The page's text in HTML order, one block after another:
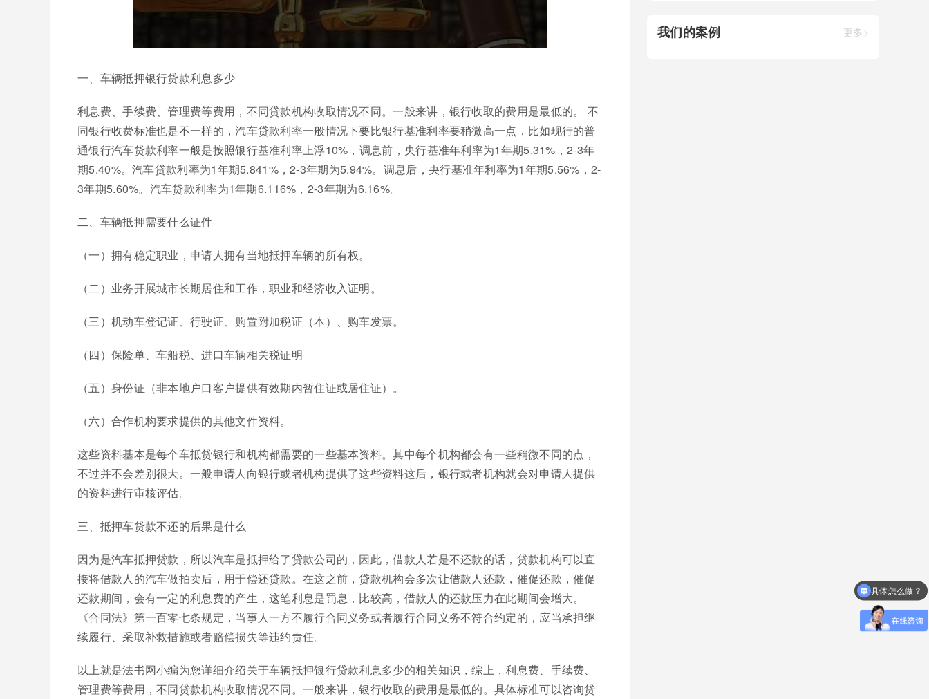
一、车辆抵押银行贷款利息多少
利息费、手续费、管理费等费用，不同贷款机构收取情况不同。一般来讲，银行收取的费用是最低的。 不
同银行收费标准也是不一样的，汽车贷款利率一般情况下要比银行基准利率要稍微高一点，比如现行的普
通银行汽车贷款利率一般是按照银行基准利率上浮10%，调息前，央行基准年利率为1年期5.31%，2-3年
期5.40%。汽车贷款利率为1年期5.841%，2-3年期为5.94%。调息后，央行基准年利率为1年期5.56%，2-
3年期5.60%。汽车贷款利率为1年期6.116%，2-3年期为6.16%。
二、车辆抵押需要什么证件
（一）拥有稳定职业，申请人拥有当地抵押车辆的所有权。
（二）业务开展城市长期居住和工作，职业和经济收入证明。
（三）机动车登记证、行驶证、购置附加税证（本）、购车发票。
（四）保险单、车船税、进口车辆相关税证明
（五）身份证（非本地户口客户提供有效期内暂住证或居住证）。
（六）合作机构要求提供的其他文件资料。
这些资料基本是每个车抵贷银行和机构都需要的一些基本资料。其中每个机构都会有一些稍微不同的点，
不过并不会差别很大。一般申请人向银行或者机构提供了这些资料这后，银行或者机构就会对申请人提供
的资料进行审核评估。
三、抵押车贷款不还的后果是什么
因为是汽车抵押贷款，所以汽车是抵押给了贷款公司的，因此，借款人若是不还款的话，贷款机构可以直
接将借款人的汽车做拍卖后，用于偿还贷款。在这之前，贷款机构会多次让借款人还款，催促还款，催促
还款期间，会有一定的利息费的产生，这笔利息是罚息，比较高，借款人的还款压力在此期间会增大。
《合同法》第一百零七条规定，当事人一方不履行合同义务或者履行合同义务不符合约定的，应当承担继
续履行、采取补救措施或者赔偿损失等违约责任。
以上就是法书网小编为您详细介绍关于车辆抵押银行贷款利息多少的相关知识，综上，利息费、手续费、
管理费等费用，不同贷款机构收取情况不同。一般来讲，银行收取的费用是最低的。具体标准可以咨询贷
我们的案例 更多>
什么时候放款？
具体怎么做？